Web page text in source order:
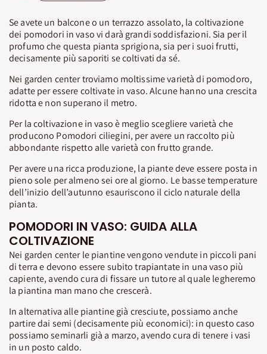
Se avete un balcone o un terrazzo assolato, la coltivazione
dei pomodori in vaso vi darà grandi soddisfazioni. Sia per il
profumo che questa pianta sprigiona, sia per i suoi frutti,
decisamente più saporiti se coltivati da sé.
Nei garden center troviamo moltissime varietà di pomodoro,
adatte per essere coltivate in vaso. Alcune hanno una crescita
ridotta e non superano il metro.
Per la coltivazione in vaso è meglio scegliere varietà che
producono Pomodori ciliegini, per avere un raccolto più
abbondante rispetto alle varietà con frutto grande.
Per avere una ricca produzione, la piante deve essere posta in
pieno sole per almeno sei ore al giorno. Le basse temperature
dell’inizio dell’autunno esauriscono il ciclo naturale della
pianta.
POMODORI IN VASO: GUIDA ALLA
COLTIVAZIONE
Nei garden center le piantine vengono vendute in piccoli pani
di terra e devono essere subito trapiantate in una vaso più
capiente, avendo cura di fissare un tutore al quale legheremo
la piantina man mano che crescerà.
In alternativa alle piantine già cresciute, possiamo anche
partire dai semi (decisamente più economici): in questo caso
possiamo seminarli già a marzo, avendo cura di tenere i vasi
in un posto caldo.